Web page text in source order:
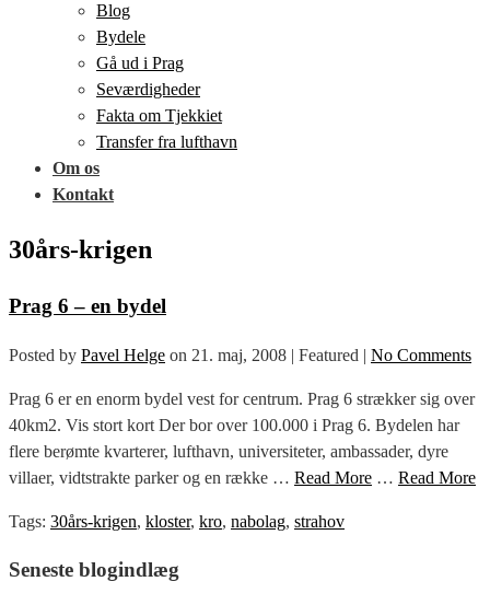
Blog
Bydele
Gå ud i Prag
Seværdigheder
Fakta om Tjekkiet
Transfer fra lufthavn
Om os
Kontakt
30års-krigen
Prag 6 – en bydel
Posted by Pavel Helge on 21. maj, 2008 | Featured | No Comments
Prag 6 er en enorm bydel vest for centrum. Prag 6 strækker sig over
40km2. Vis stort kort Der bor over 100.000 i Prag 6. Bydelen har
flere berømte kvarterer, lufthavn, universiteter, ambassader, dyre
villaer, vidtstrakte parker og en række … Read More … Read More
Tags: 30års-krigen, kloster, kro, nabolag, strahov
Seneste blogindlæg